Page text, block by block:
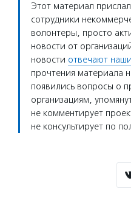
Этот материал
сотрудники
волонтеры, просто
новости от
новости отвечают
прочтения материала
появились вопросы о
организациям,
не комментирует
не консультирует по